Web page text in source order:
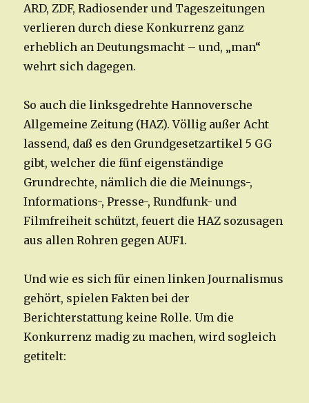
ARD, ZDF, Radiosender und Tageszeitungen
verlieren durch diese Konkurrenz ganz
erheblich an Deutungsmacht – und, „man“
wehrt sich dagegen.
So auch die linksgedrehte Hannoversche
Allgemeine Zeitung (HAZ). Völlig außer Acht
lassend, daß es den Grundgesetzartikel 5 GG
gibt, welcher die fünf eigenständige
Grundrechte, nämlich die die Meinungs-,
Informations-, Presse-, Rundfunk- und
Filmfreiheit schützt, feuert die HAZ sozusagen
aus allen Rohren gegen AUF1.
Und wie es sich für einen linken Journalismus
gehört, spielen Fakten bei der
Berichterstattung keine Rolle. Um die
Konkurrenz madig zu machen, wird sogleich
getitelt: